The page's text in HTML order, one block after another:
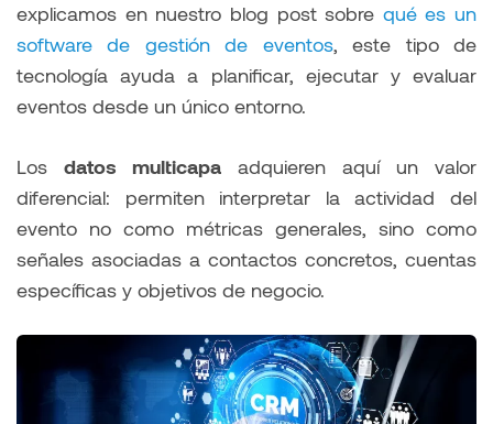
explicamos en nuestro blog post sobre qué es un
software de gestión de eventos, este tipo de
tecnología ayuda a planificar, ejecutar y evaluar
eventos desde un único entorno.
Los datos multicapa adquieren aquí un valor
diferencial: permiten interpretar la actividad del
evento no como métricas generales, sino como
señales asociadas a contactos concretos, cuentas
específicas y objetivos de negocio.